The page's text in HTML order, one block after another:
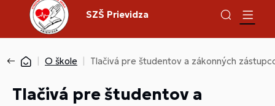
SZŠ Prievidza
O škole Tlačivá pre študentov a zákonných
Tlačivá pre študentov a